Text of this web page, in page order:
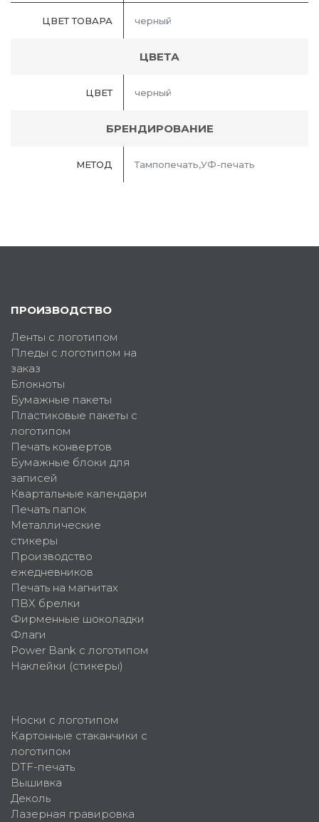
ЦВЕТ ТОВАРА черный
ЦВЕТА
ЦВЕТ черный
БРЕНДИРОВАНИЕ
МЕТОД Тампопечать,УФ-печать
ПРОИЗВОДСТВО
Ленты с логотипом
Пледы с логотипом на
заказ
Блокноты
Бумажные пакеты
Пластиковые пакеты с
логотипом
Печать конвертов
Бумажные блоки для
записей
Квартальные календари
Печать папок
Металлические
стикеры
Производство
ежедневников
Печать на магнитах
ПВХ брелки
Фирменные шоколадки
Флаги
Power Bank с логотипом
Наклейки (стикеры)
Носки с логотипом
Картонные стаканчики с
логотипом
DTF-печать
Вышивка
Деколь
Лазерная гравировка